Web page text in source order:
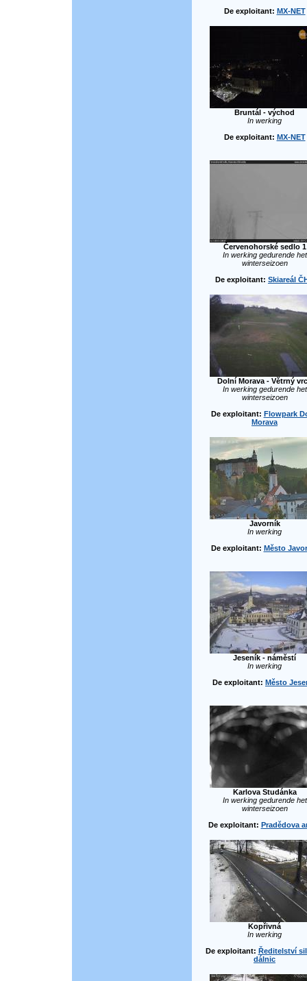
De exploitant: MX-NET
Bruntál - východ
In werking
De exploitant: MX-NET
Červenohorské sedlo 1
In werking gedurende het
winterseizoen
De exploitant: Skiareál
Dolní Morava - Větrný
In werking gedurende het
winterseizoen
De exploitant: Flowpark
Morava
Javorník
In werking
De exploitant: Město
Jeseník - náměstí
In werking
De exploitant: Město
Karlova Studánka
In werking gedurende het
winterseizoen
De exploitant: Pradědova
Kopřivná
In werking
De exploitant: Ředitelství
dálnic